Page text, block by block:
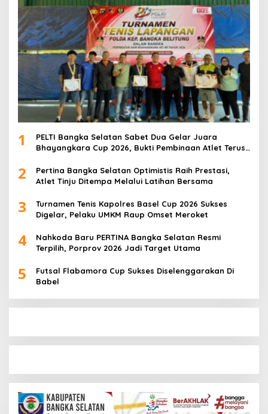
1
PELTI Bangka Selatan Sabet Dua Gelar Juara
Bhayangkara Cup 2026, Bukti Pembinaan Atlet Terus
2
Pertina Bangka Selatan Optimistis Raih Prestasi,
Atlet Tinju Ditempa Melalui Latihan Bersama
3
Turnamen Tenis Kapolres Basel Cup 2026 Sukses
Digelar, Pelaku UMKM Raup Omset Meroket
4
Nahkoda Baru PERTINA Bangka Selatan Resmi
Terpilih, Porprov 2026 Jadi Target Utama
5
Futsal Flabamora Cup Sukses Diselenggarakan Di
Babel